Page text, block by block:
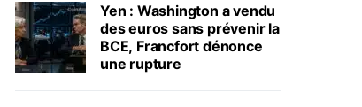
Yen : Washington a vendu
des euros sans prévenir la
BCE, Francfort dénonce
une rupture